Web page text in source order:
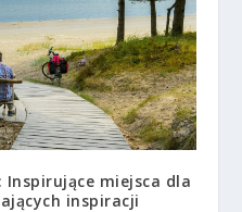
miejsca dla
inspiracji